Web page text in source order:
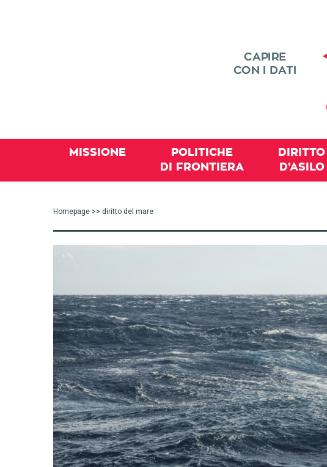
MISSIONE
POLITICHE
DI FRONTIERA
DIRITTO
D’ASILO
Homepage >> diritto del mare